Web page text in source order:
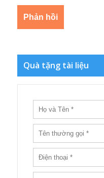
Quà tặng tài liệu